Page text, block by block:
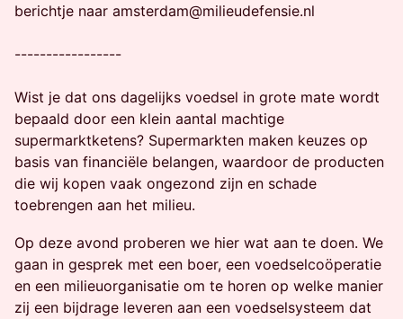
berichtje naar amsterdam@milieudefensie.nl
-----------------
Wist je dat ons dagelijks voedsel in grote mate wordt
bepaald door een klein aantal machtige
supermarktketens? Supermarkten maken keuzes op
basis van financiële belangen, waardoor de producten
die wij kopen vaak ongezond zijn en schade
toebrengen aan het milieu.
Op deze avond proberen we hier wat aan te doen. We
gaan in gesprek met een boer, een voedselcoöperatie
en een milieuorganisatie om te horen op welke manier
zij een bijdrage leveren aan een voedselsysteem dat